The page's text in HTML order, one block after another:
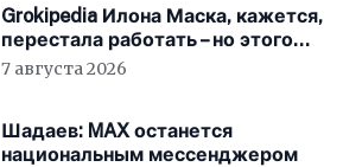
Grokipedia Илона Маска, кажется,
перестала работать – но этого
никто не заметил
7 августа 2026
Шадаев: MAX останется
национальным мессенджером